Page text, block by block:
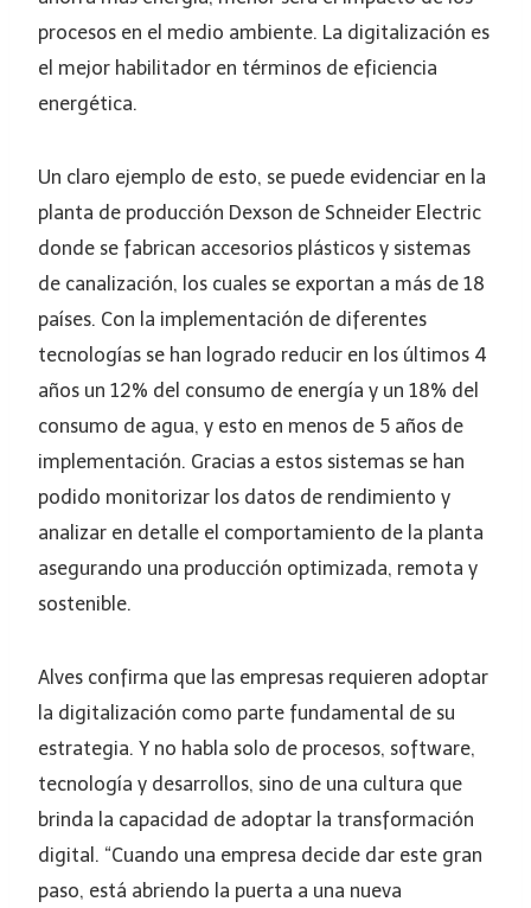
procesos en el medio ambiente. La digitalización es
el mejor habilitador en términos de eficiencia
energética.
Un claro ejemplo de esto, se puede evidenciar en la
planta de producción Dexson de Schneider Electric
donde se fabrican accesorios plásticos y sistemas
de canalización, los cuales se exportan a más de 18
países. Con la implementación de diferentes
tecnologías se han logrado reducir en los últimos 4
años un 12% del consumo de energía y un 18% del
consumo de agua, y esto en menos de 5 años de
implementación. Gracias a estos sistemas se han
podido monitorizar los datos de rendimiento y
analizar en detalle el comportamiento de la planta
asegurando una producción optimizada, remota y
sostenible.
Alves confirma que las empresas requieren adoptar
la digitalización como parte fundamental de su
estrategia. Y no habla solo de procesos, software,
tecnología y desarrollos, sino de una cultura que
brinda la capacidad de adoptar la transformación
digital. “Cuando una empresa decide dar este gran
paso, está abriendo la puerta a una nueva